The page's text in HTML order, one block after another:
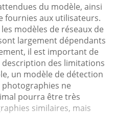
du modèle, ainsi
fournies aux utilisateurs.
modèles de réseaux de
largement dépendants
il est important de
des limitations
un modèle de détection
photographies ne
pourra être très
similaires, mais